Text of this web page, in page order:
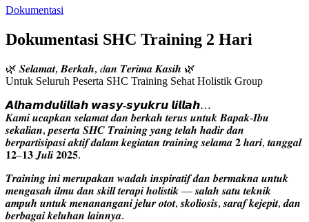
Dokumentasi
Dokumentasi SHC Training 2 Hari
🌿 𝑺𝒆𝒍𝒂𝒎𝒂𝒕, 𝑩𝒆𝒓𝒌𝒂𝒉, 𝑑𝒂𝒏 𝑻𝒆𝒓𝒊𝒎𝒂 𝑲𝒂𝒔𝒊𝒉 🌿
Untuk Seluruh Peserta SHC Training Sehat Holistik Group
𝘼𝙡𝙝𝙖𝙢𝙙𝙪𝙡𝙞𝙡𝙡𝙖𝙝 𝙬𝙖𝙨𝙮-𝙨𝙮𝙪𝙠𝙧𝙪 𝙡𝙞𝙡𝙡𝙖𝙝…
𝑲𝒂𝒎𝒊 𝒖𝒄𝒂𝒑𝒌𝒂𝒏 𝒔𝒆𝒍𝒂𝒎𝒂𝒕 𝒅𝒂𝒏 𝒃𝒆𝒓𝒌𝒂𝒉 𝒕𝒆𝒓𝒖𝒔 𝒖𝒏𝒕𝒖𝒌 𝑩𝒂𝒑𝒂𝒌-𝑰𝒃𝒖
𝒔𝒆𝒌𝒂𝒍𝒊𝒂𝒏, 𝒑𝒆𝒔𝒆𝒓𝒕𝒂 𝑺𝑯𝑪 𝑻𝒓𝒂𝒊𝒏𝒊𝒏𝒈 𝒚𝒂𝒏𝒈 𝒕𝒆𝒍𝒂𝒉 𝒉𝒂𝒅𝒊𝒓 𝒅𝒂𝒏
𝒃𝒆𝒓𝒑𝒂𝒓𝒕𝒊𝒔𝒊𝒑𝒂𝒔𝒊 𝒂𝒌𝒕𝒊𝒇 𝒅𝒂𝒍𝒂𝒎 𝒌𝒆𝒈𝒊𝒂𝒕𝒂𝒏 𝒕𝒓𝒂𝒊𝒏𝒊𝒏𝒈 𝒔𝒆𝒍𝒂𝒎𝒂 𝟐 𝒉𝒂𝒓𝒊, 𝒕𝒂𝒏𝒈𝒈𝒂𝒍
𝟏𝟐–𝟏𝟑 𝑱𝒖𝒍𝒊 𝟐𝟎𝟐𝟓.
𝑻𝒓𝒂𝒊𝒏𝒊𝒏𝒈 𝒊𝒏𝒊 𝒎𝒆𝒓𝒖𝒑𝒂𝒌𝒂𝒏 𝒘𝒂𝒅𝒂𝒉 𝒊𝒏𝒔𝒑𝒊𝒓𝒂𝒕𝒊𝒇 𝒅𝒂𝒏 𝒃𝒆𝒓𝒎𝒂𝒌𝒏𝒂 𝒖𝒏𝒕𝒖𝒌
𝒎𝒆𝒏𝒈𝒂𝒔𝒂𝒉 𝒊𝒍𝒎𝒖 𝒅𝒂𝒏 𝒔𝒌𝒊𝒍𝒍 𝒕𝒆𝒓𝒂𝒑𝒊 𝒉𝒐𝒍𝒊𝒔𝒕𝒊𝒌 — 𝒔𝒂𝒍𝒂𝒉 𝒔𝒂𝒕𝒖 𝒕𝒆𝒌𝒏𝒊𝒌
𝒂𝒎𝒑𝒖𝒉 𝒖𝒏𝒕𝒖𝒌 𝒎𝒆𝒏𝒂𝒏𝒂𝒏𝒈𝒂𝒏𝒊 𝒋𝒆𝒍𝒖𝒓 𝒐𝒕𝒐𝒕, 𝒔𝒌𝒐𝒍𝒊𝒐𝒔𝒊𝒔, 𝒔𝒂𝒓𝒂𝒇 𝒌𝒆𝒋𝒆𝒑𝒊𝒕, 𝒅𝒂𝒏
𝒃𝒆𝒓𝒃𝒂𝒈𝒂𝒊 𝒌𝒆𝒍𝒖𝒉𝒂𝒏 𝒍𝒂𝒊𝒏𝒏𝒚𝒂.